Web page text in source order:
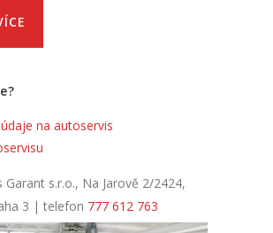
na autoservis
Garant s.r.o., Na Jarově 2/2424,
3 | telefon 777 612 763